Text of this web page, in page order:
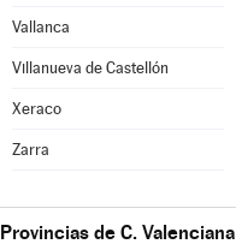
Vallanca
Villanueva de Castellón
Xeraco
Zarra
Provincias de C. Valenciana